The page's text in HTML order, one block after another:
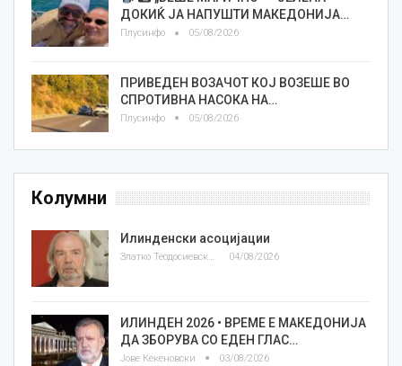
ДОКИЌ ЈА НАПУШТИ МАКЕДОНИЈА…
Плусинфо 05/08/2026
ПРИВЕДЕН ВОЗАЧОТ КОЈ ВОЗЕШЕ ВО
СПРОТИВНА НАСОКА НА…
Плусинфо 05/08/2026
Колумни
Илинденски асоцијации
Златко Теодосиевски 04/08/2026
ИЛИНДЕН 2026 • ВРЕМЕ Е МАКЕДОНИЈА
ДА ЗБОРУВА СО ЕДЕН ГЛАС…
Јове Кекеновски 03/08/2026